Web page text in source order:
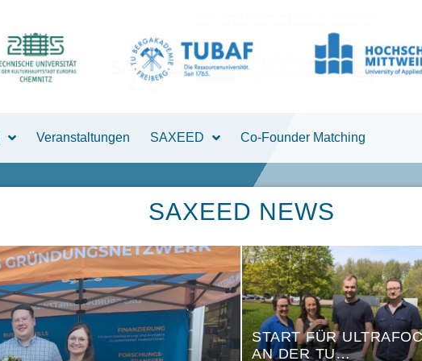
Veranstaltungen SAXEED Co-Founder Matching
SAXEED NEWS
START FÜR
AN DER TU